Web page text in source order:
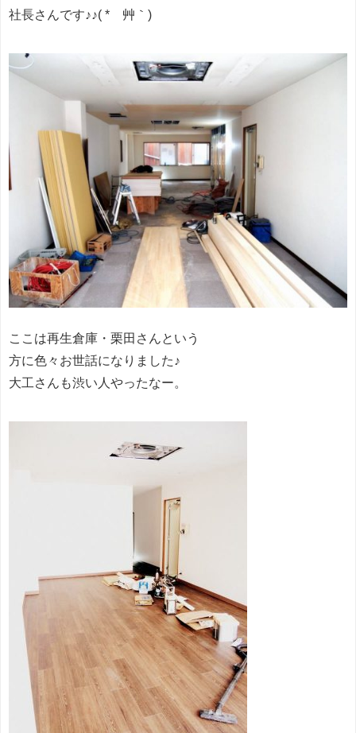
社長さんです♪♪( *´艸｀)
ここは再生倉庫・栗田さんという
方に色々お世話になりました♪
大工さんも渋い人やったなー。